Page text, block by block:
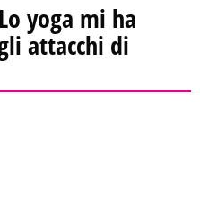
yoga mi ha
attacchi di